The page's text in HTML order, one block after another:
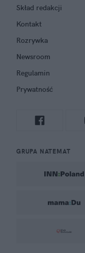
Skład redakcji
Kontakt
Rozrywka
Newsroom
Regulamin
Prywatność
GRUPA NATEMAT